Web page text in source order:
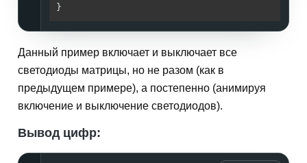
Данный пример включает и выключает все
светодиоды матрицы, но не разом (как в
предыдущем примере), а постепенно (анимируя
включение и выключение светодиодов).
Вывод цифр: